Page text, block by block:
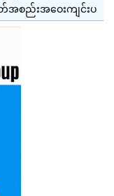
စည်းအဝေးကျင်းပ